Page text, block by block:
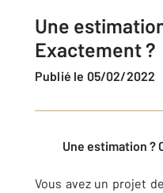
Une
Exactement ?
Publié le 05/02/2022
Une estimation ?
Vous avez un projet